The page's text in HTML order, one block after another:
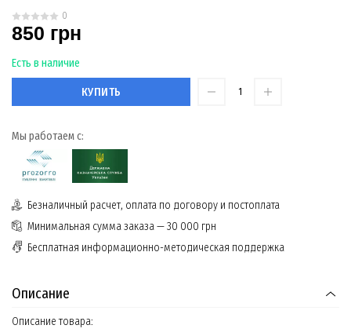
0
850 грн
Есть в наличие
КУПИТЬ
Мы работаем с:
Безналичный расчет, оплата по договору и постоплата
Минимальная сумма заказа — 30 000 грн
Бесплатная информационно-методическая поддержка
Описание
Описание товара: